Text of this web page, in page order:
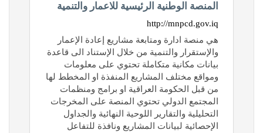
المنصة الوطنية الرئيسية للاعمار والتنمية
http://mnpcd.gov.iq
هي منصة ادارة ومتابعة مشاريع إعادة الإعمار
والإستقرار والتنمية من خلال الإستناد الى قاعدة
بيانات مكانية متكاملة تحتوي على معلومات
ومواقع مختلف المشاريع المنفذة او المخطط لها
من قبل الحكومة العراقية او برامج ومنظمات
المجتمع الدولي تحتوي المنصة على المخرجات
التحليلية والتقارير اللوحية النهائية والجداول
الإحصائية لبيانات المشاريع ونافذة للتفاعل